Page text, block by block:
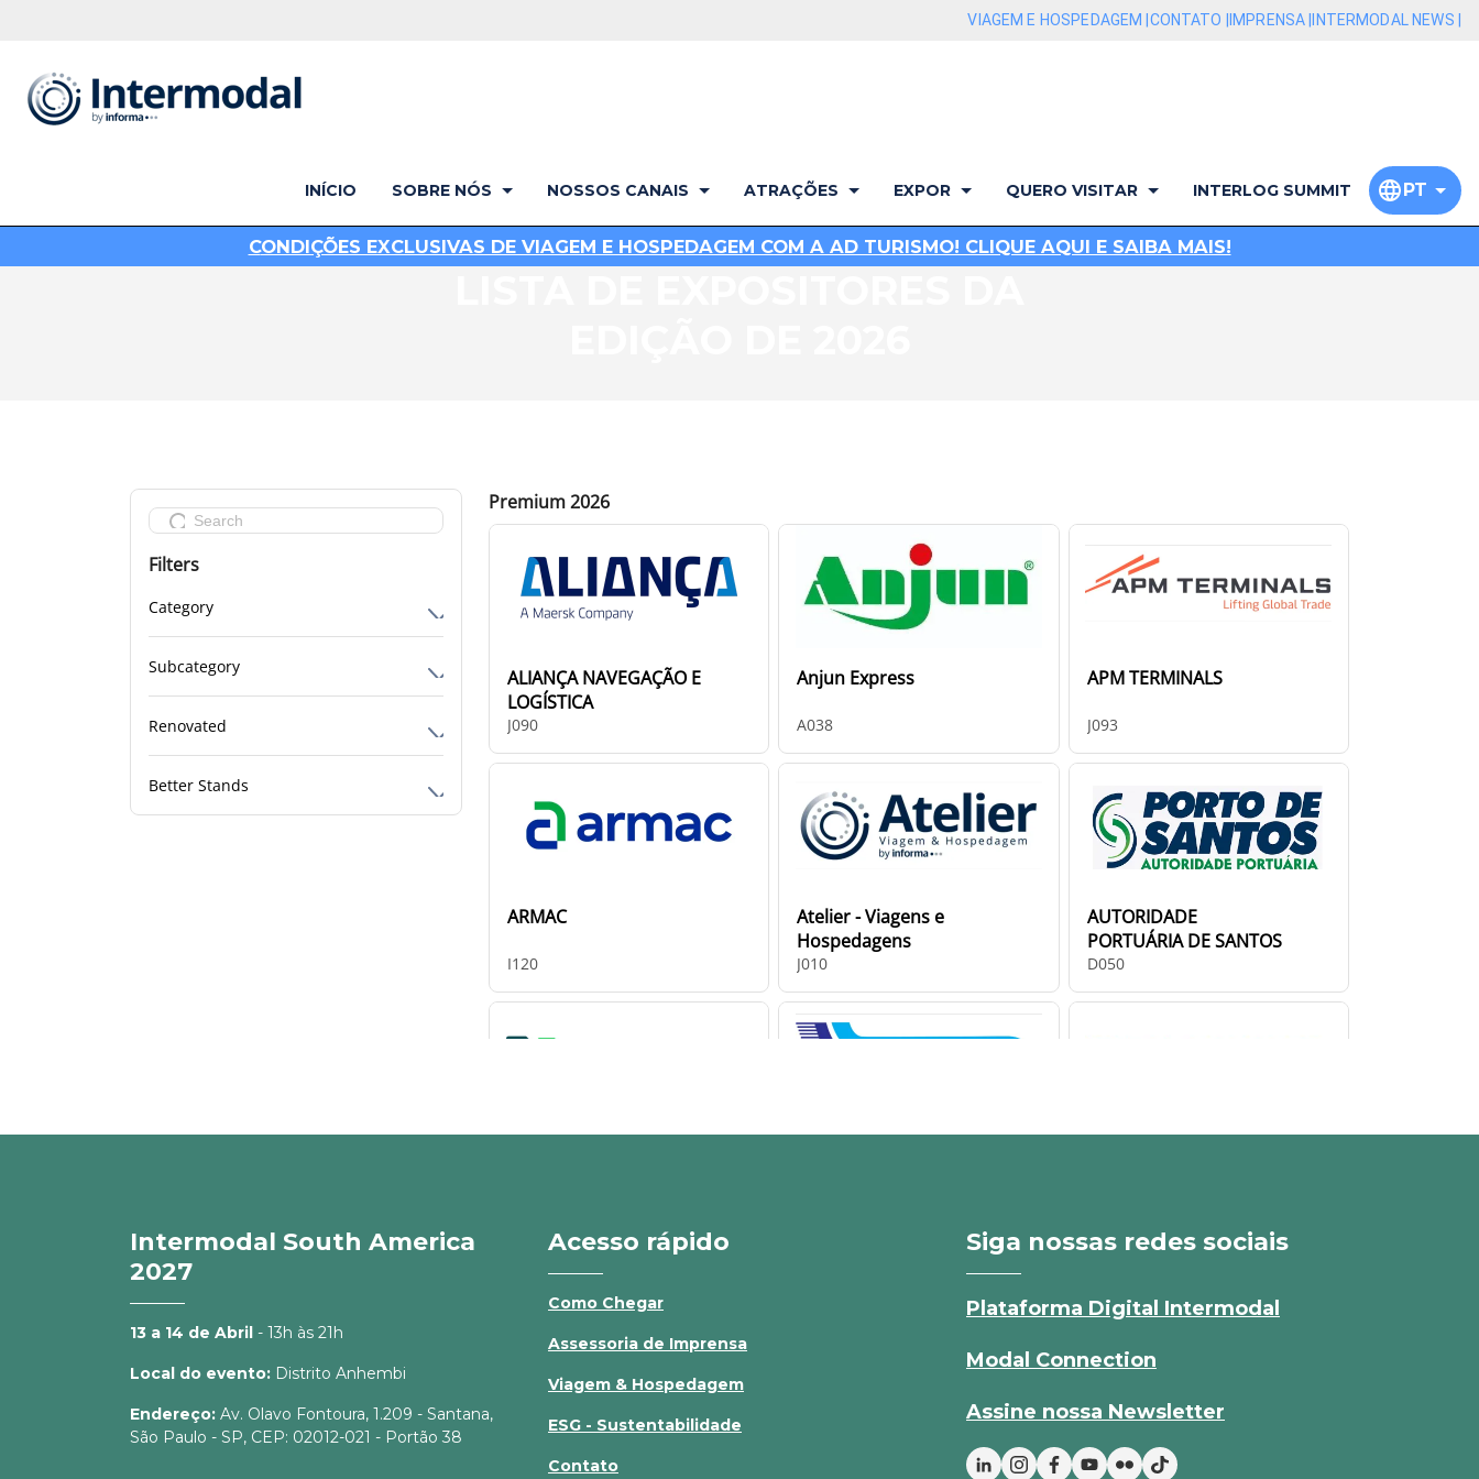
VIAGEM E HOSPEDAGEM | CONTATO | IMPRENSA | INTERMODAL NEWS |
INÍCIO SOBRE NÓS NOSSOS CANAIS ATRAÇÕES EXPOR QUERO VISITAR INTERLOG SUMMIT PT
CONDIÇÕES EXCLUSIVAS DE VIAGEM E HOSPEDAGEM COM A AD TURISMO! CLIQUE AQUI E SAIBA MAIS!
Intermodal South America
2027
13 a 14 de Abril - 13h às 21h
Local do evento: Distrito Anhembi
Endereço: Av. Olavo Fontoura, 1.209 - Santana,
São Paulo - SP, CEP: 02012-021 - Portão 38
Acesso rápido
Como Chegar
Assessoria de Imprensa
Viagem & Hospedagem
ESG - Sustentabilidade
Contato
Siga nossas redes sociais
Plataforma Digital Intermodal
Modal Connection
Assine nossa Newsletter